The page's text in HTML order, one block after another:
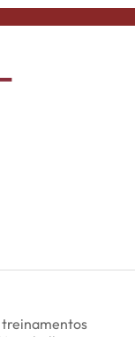
treinamentos